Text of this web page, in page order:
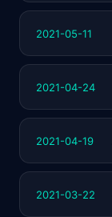
2021-05-11
2021-04-24
2021-04-19
2021-03-22